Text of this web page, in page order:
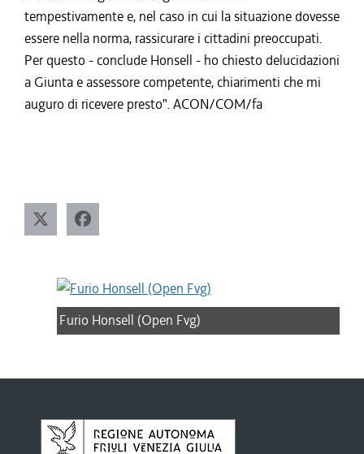
tempestivamente e, nel caso in cui la situazione dovesse
essere nella norma, rassicurare i cittadini preoccupati.
Per questo - conclude Honsell - ho chiesto delucidazioni
a Giunta e assessore competente, chiarimenti che mi
auguro di ricevere presto". ACON/COM/fa
Furio Honsell (Open Fvg)